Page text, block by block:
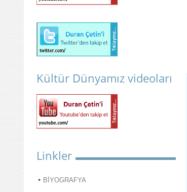
Kültür Dünyamız videoları
Linkler
BİYOGRAFYA